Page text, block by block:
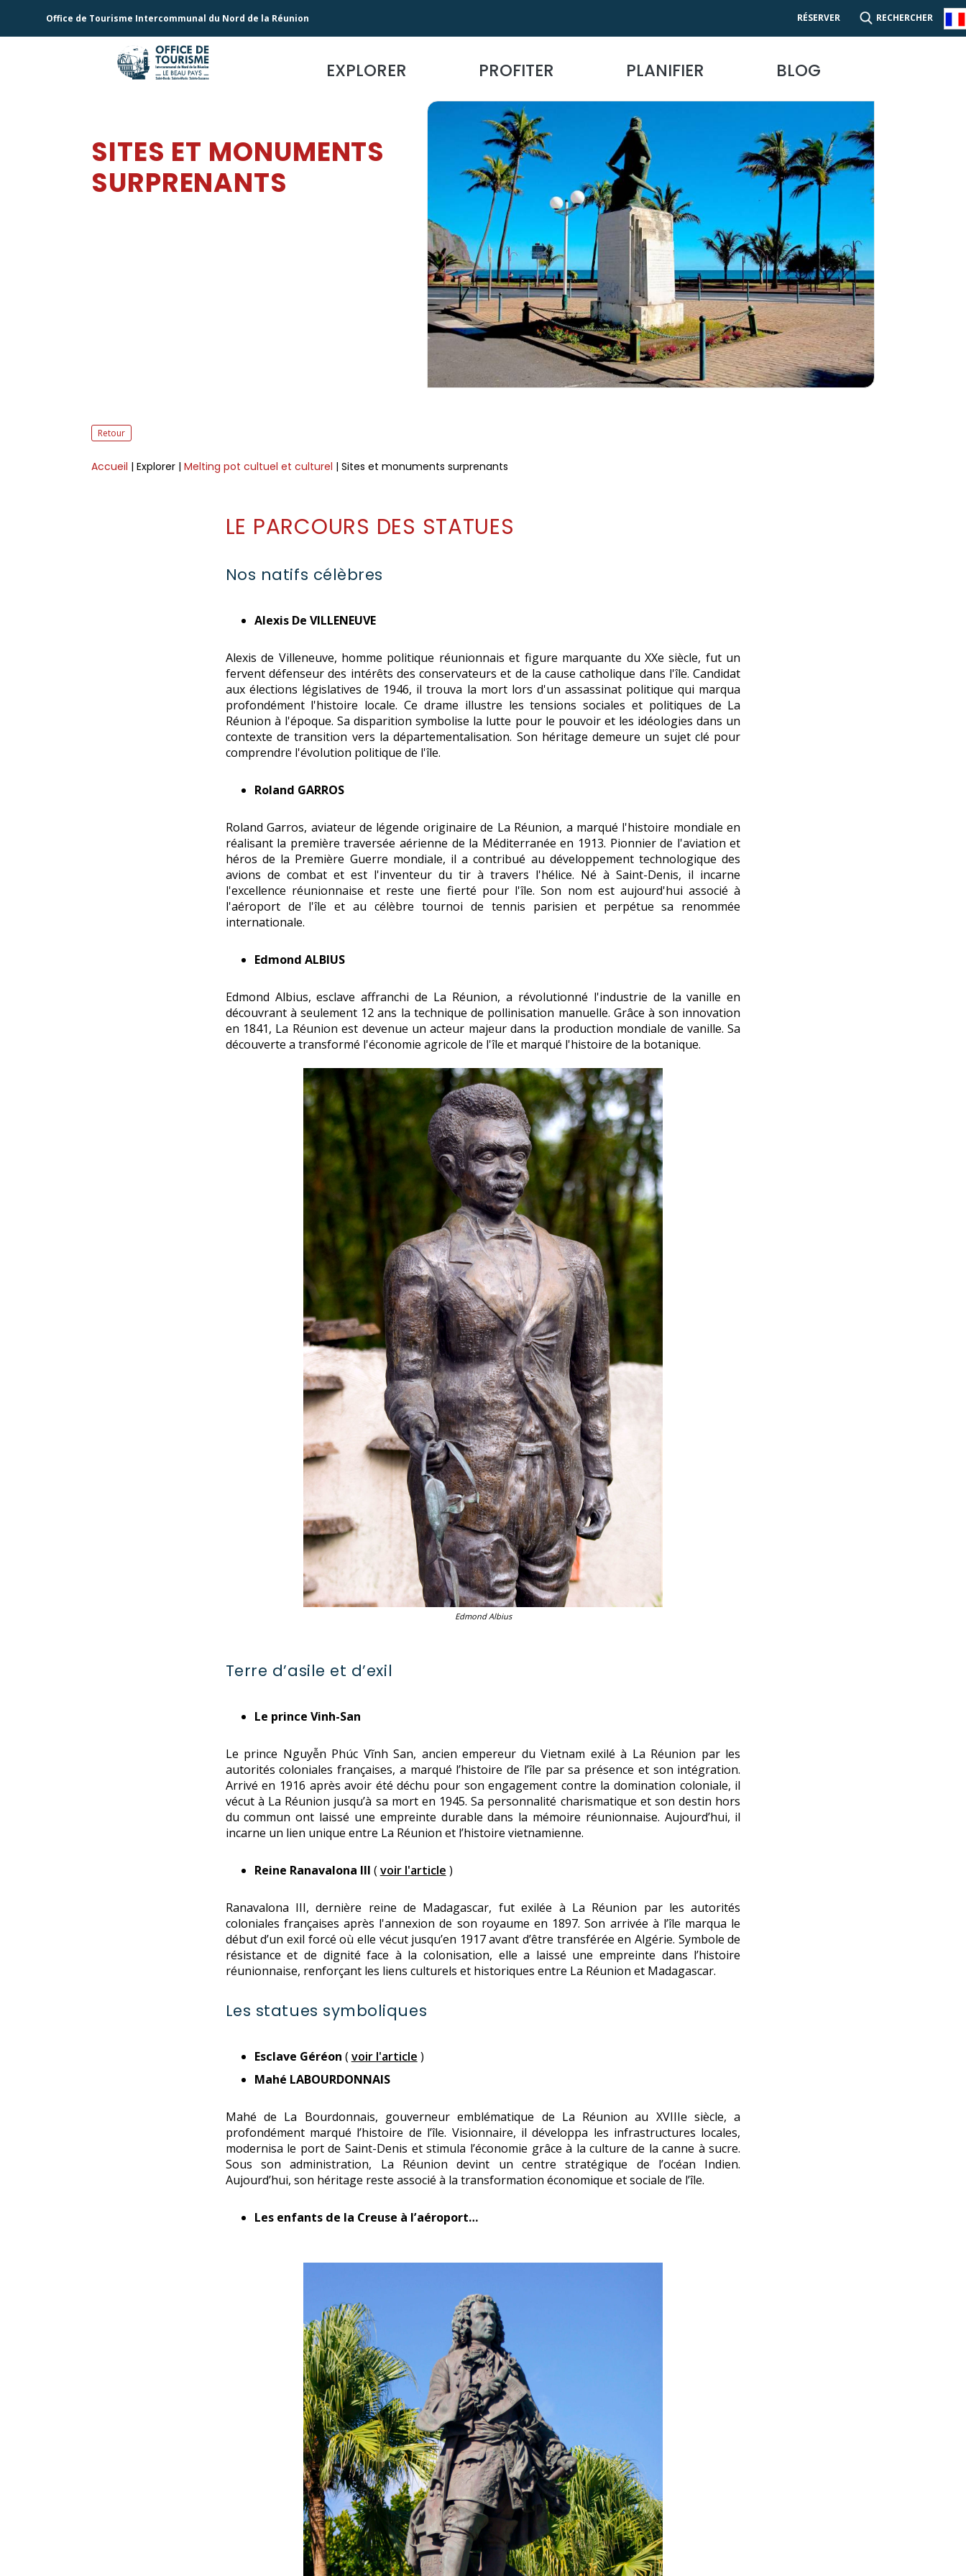
Office de Tourisme Intercommunal du Nord de la Réunion RÉSERVER RECHERCHER
EXPLORER PROFITER PLANIFIER BLOG
SITES ET MONUMENTS
SURPRENANTS
Retour
Accueil | Explorer | Melting pot cultuel et culturel | Sites et monuments surprenants
LE PARCOURS DES STATUES
Nos natifs célèbres
Alexis De VILLENEUVE
Alexis de Villeneuve, homme politique réunionnais et figure marquante du XXe siècle, fut un
fervent défenseur des intérêts des conservateurs et de la cause catholique dans l'île. Candidat
aux élections législatives de 1946, il trouva la mort lors d'un assassinat politique qui marqua
profondément l'histoire locale. Ce drame illustre les tensions sociales et politiques de La
Réunion à l'époque. Sa disparition symbolise la lutte pour le pouvoir et les idéologies dans un
contexte de transition vers la départementalisation. Son héritage demeure un sujet clé pour
comprendre l'évolution politique de l'île.
Roland GARROS
Roland Garros, aviateur de légende originaire de La Réunion, a marqué l'histoire mondiale en
réalisant la première traversée aérienne de la Méditerranée en 1913. Pionnier de l'aviation et
héros de la Première Guerre mondiale, il a contribué au développement technologique des
avions de combat et est l'inventeur du tir à travers l'hélice. Né à Saint-Denis, il incarne
l'excellence réunionnaise et reste une fierté pour l'île. Son nom est aujourd'hui associé à
l'aéroport de l'île et au célèbre tournoi de tennis parisien et perpétue sa renommée
internationale.
Edmond ALBIUS
Edmond Albius, esclave affranchi de La Réunion, a révolutionné l'industrie de la vanille en
découvrant à seulement 12 ans la technique de pollinisation manuelle. Grâce à son innovation
en 1841, La Réunion est devenue un acteur majeur dans la production mondiale de vanille. Sa
découverte a transformé l'économie agricole de l'île et marqué l'histoire de la botanique.
Edmond Albius
Terre d’asile et d’exil
Le prince Vinh-San
Le prince Nguyễn Phúc Vĩnh San, ancien empereur du Vietnam exilé à La Réunion par les
autorités coloniales françaises, a marqué l’histoire de l’île par sa présence et son intégration.
Arrivé en 1916 après avoir été déchu pour son engagement contre la domination coloniale, il
vécut à La Réunion jusqu’à sa mort en 1945. Sa personnalité charismatique et son destin hors
du commun ont laissé une empreinte durable dans la mémoire réunionnaise. Aujourd’hui, il
incarne un lien unique entre La Réunion et l’histoire vietnamienne.
Reine Ranavalona III (voir l'article )
Ranavalona III, dernière reine de Madagascar, fut exilée à La Réunion par les autorités
coloniales françaises après l'annexion de son royaume en 1897. Son arrivée à l’île marqua le
début d’un exil forcé où elle vécut jusqu’en 1917 avant d’être transférée en Algérie. Symbole de
résistance et de dignité face à la colonisation, elle a laissé une empreinte dans l’histoire
réunionnaise, renforçant les liens culturels et historiques entre La Réunion et Madagascar.
Les statues symboliques
Esclave Géréon (voir l'article )
Mahé LABOURDONNAIS
Mahé de La Bourdonnais, gouverneur emblématique de La Réunion au XVIIIe siècle, a
profondément marqué l’histoire de l’île. Visionnaire, il développa les infrastructures locales,
modernisa le port de Saint-Denis et stimula l’économie grâce à la culture de la canne à sucre.
Sous son administration, La Réunion devint un centre stratégique de l’océan Indien.
Aujourd’hui, son héritage reste associé à la transformation économique et sociale de l’île.
Les enfants de la Creuse à l’aéroport…